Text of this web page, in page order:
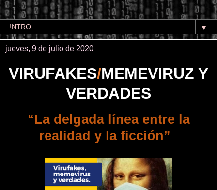
▼
jueves, 9 de julio de 2020
VIRUFAKES/MEMEVIRUZ Y
VERDADES
“La delgada línea entre la
realidad y la ficción”